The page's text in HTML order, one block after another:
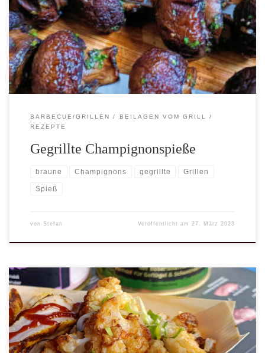
diese gegrillte Champignonspieße genau das Richtige für dich! Die
Kombination aus saftigen Champignons und würziger Marinade
sorgt für ein Geschmackserlebnis, das auch Fleischliebhaber
überzeugen wird. Das Rezept ist einfach und schnell zubereitet,
sodass du genügend Zeit hast, um dich um andere […]
BARBECUE/GRILLEN
BEILAGEN VOM GRILL
REZEPTE
Gegrillte Champignonspieße
braune Champignons gegrillte Grillen
Spieß
von Stefan Veröffentlicht am27. März 2023
Insgesamt ist dieser Blumenkohl vom Grill ein einfaches, aber
leckeres Gericht, das jeden Geschmack befriedigt. Ob als Beilage
oder als Hauptgericht, dieser Blumenkohl wird jeden am Tisch